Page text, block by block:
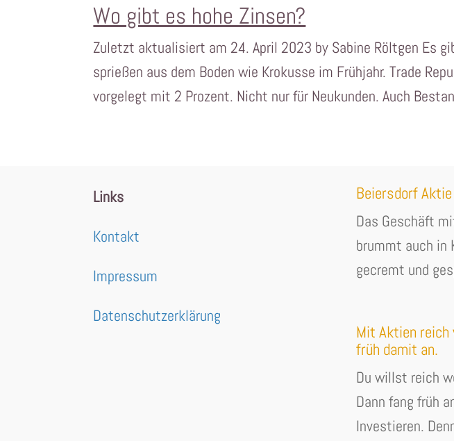
Wo gibt es hohe Zinsen?
Zuletzt aktualisiert am 24. April 2023 by Sabine Röltgen Es
sprießen aus dem Boden wie Krokusse im Frühjahr. Trade
vorgelegt mit 2 Prozent. Nicht nur für Neukunden. Auch
Links
Kontakt
Impressum
Datenschutzerklärung
Beiersdorf
Das Geschäft
brummt auch in
gecremt und
Mit Aktien reich
früh damit an.
Du willst reich
Dann fang früh
Investieren.